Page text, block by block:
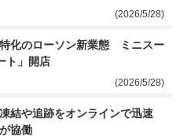
(2026/5/28)
化のローソン新業態　ミニスー
ト」開店
(2026/5/28)
結や追跡をオンラインで迅速
協働